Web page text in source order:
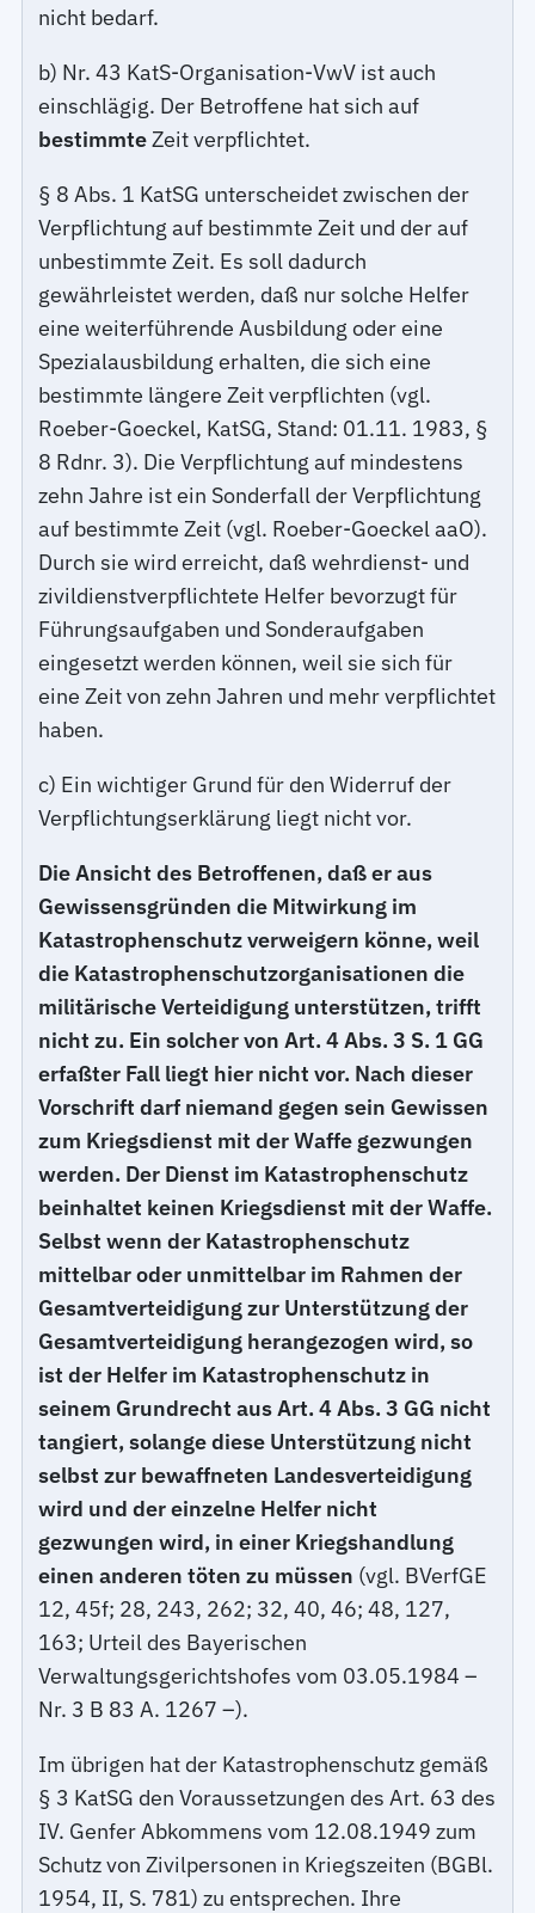
nicht bedarf.
b) Nr. 43 KatS-Organisation-VwV ist auch
einschlägig. Der Betroffene hat sich auf
bestimmteZeit verpflichtet.
§ 8 Abs. 1 KatSG unterscheidet zwischen der
Verpflichtung auf bestimmte Zeit und der auf
unbestimmte Zeit. Es soll dadurch
gewährleistet werden, daß nur solche Helfer
eine weiterführende Ausbildung oder eine
Spezialausbildung erhalten, die sich eine
bestimmte längere Zeit verpflichten (vgl.
Roeber-Goeckel, KatSG, Stand: 01.11. 1983, §
8 Rdnr. 3). Die Verpflichtung auf mindestens
zehn Jahre ist ein Sonderfall der Verpflichtung
auf bestimmte Zeit (vgl. Roeber-Goeckel aaO).
Durch sie wird erreicht, daß wehrdienst- und
zivildienstverpflichtete Helfer bevorzugt für
Führungsaufgaben und Sonderaufgaben
eingesetzt werden können, weil sie sich für
eine Zeit von zehn Jahren und mehr verpflichtet
haben.
c) Ein wichtiger Grund für den Widerruf der
Verpflichtungserklärung liegt nicht vor.
Die Ansicht des Betroffenen, daß er aus
Gewissensgründen die Mitwirkung im
Katastrophenschutz verweigern könne, weil
die Katastrophenschutzorganisationen die
militärische Verteidigung unterstützen, trifft
nicht zu. Ein solcher von Art. 4 Abs. 3 S. 1 GG
erfaßter Fall liegt hier nicht vor. Nach dieser
Vorschrift darf niemand gegen sein Gewissen
zum Kriegsdienst mit der Waffe gezwungen
werden. Der Dienst im Katastrophenschutz
beinhaltet keinen Kriegsdienst mit der Waffe.
Selbst wenn der Katastrophenschutz
mittelbar oder unmittelbar im Rahmen der
Gesamtverteidigung zur Unterstützung der
Gesamtverteidigung herangezogen wird, so
ist der Helfer im Katastrophenschutz in
seinem Grundrecht aus Art. 4 Abs. 3 GG nicht
tangiert, solange diese Unterstützung nicht
selbst zur bewaffneten Landesverteidigung
wird und der einzelne Helfer nicht
gezwungen wird, in einer Kriegshandlung
einen anderen töten zu müssen (vgl. BVerfGE
12, 45f; 28, 243, 262; 32, 40, 46; 48, 127,
163; Urteil des Bayerischen
Verwaltungsgerichtshofes vom 03.05.1984 –
Nr. 3 B 83 A. 1267 –).
Im übrigen hat der Katastrophenschutz gemäß
§ 3 KatSG den Voraussetzungen des Art. 63 des
IV. Genfer Abkommens vom 12.08.1949 zum
Schutz von Zivilpersonen in Kriegszeiten (BGBl.
1954, II, S. 781) zu entsprechen. Ihre